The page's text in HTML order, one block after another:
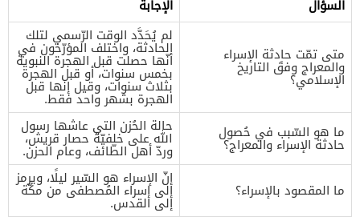
السؤال الإجابة
متى تمّت حادثة الإسراء
والمعراج وفقَ التاريخ
الإسلامي؟
لم يُحَدَّد الوقت الرّسمي لتلك
الحادثة، واختلف المؤرّخون في
أنّها حصلت قبل الهجرة النبوية
بخمس سنوات، أو قبل الهجرة
بثلاث سنوات، وقيل إنها قبل
الهجرة بشهر واحد فقط.
ما هو السّبب في حُصول
حادثة الإسراء والمعراج؟
حالة الحُزن التي عاشها رسول
الله على خلفيّة حصار قريش،
وردّ أهل الطّائف، وعام الحزن.
ما المقصود بالإسراء؟
إنّ الإسراء هو السّير ليلًا، ويرمز
إلى إسراء المُصطفى من مكّة
إلى القدس.